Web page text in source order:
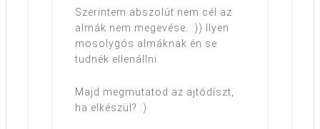
Szerintem abszolút nem cél az
almák nem megevése. :)) Ilyen
mosolygós almáknak én se
tudnék ellenállni.
Majd megmutatod az ajtódíszt,
ha elkészül? :)